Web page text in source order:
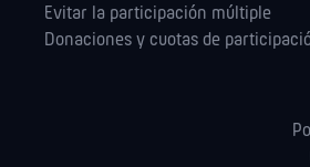
Evitar la participación múltiple
Donaciones y cuotas de